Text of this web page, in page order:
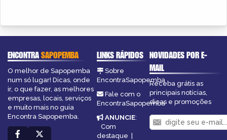
ENCONTRASAPOPEMBA
O melhor de Sapopemba
num só lugar! Dicas, onde
ir, o que fazer, as melhores
empresas, locais, serviços
e muito mais no guia
Encontra Sapopemba.
LINKS RÁPIDOS
Sobre
EncontraSapopemba
Fale com o
EncontraSapopemba
ANUNCIE:
Com
destaque
NOVIDADES POR E-
MAIL
Receba grátis as
principais notícias,
dicas e promoções